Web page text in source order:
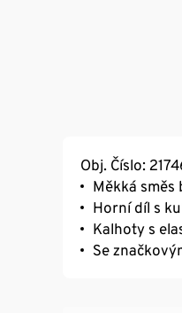
Obj. Číslo:
Měkká směs
Horní díl s
Kalhoty s
Se